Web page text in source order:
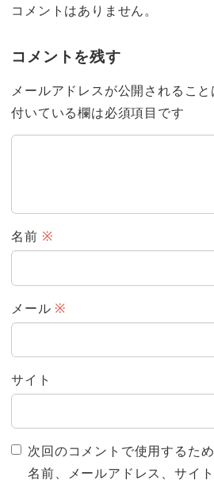
コメントはありません。
コメントを残す
メールアドレスが公開されること
付いている欄は必須項目です
名前 ※
メール ※
サイト
次回のコメントで使用するた
名前、メールアドレス、サイト